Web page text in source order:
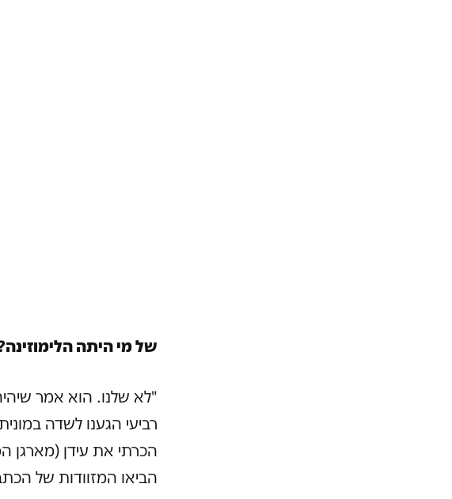
של מי היתה
"לא שלנו. הוא אמר
רביעי הגענו לשדה
הכרתי את עידן (מארגן
הביאו המזוודות של